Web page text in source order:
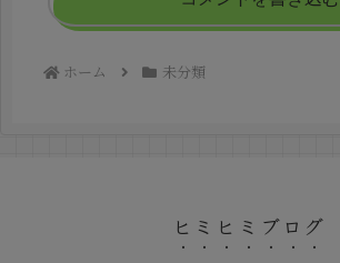
ホーム 未分類
ヒミヒミブログ